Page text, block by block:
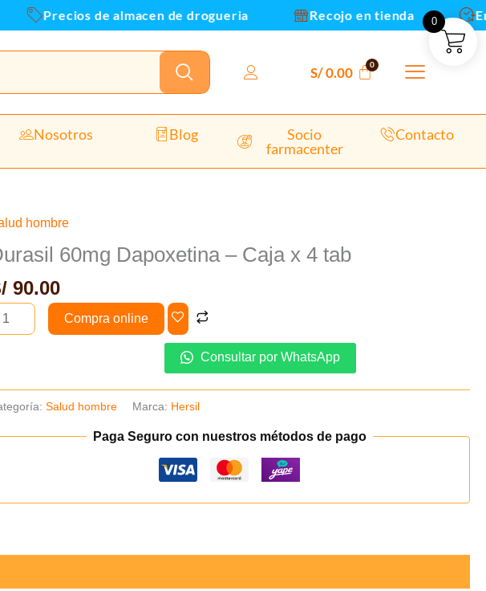
Precios de almacen de drogueria Recojo en tienda
S/0.00
Nosotros Blog
Socio
farmacenter
Contacto
hombre
60mg Dapoxetina – Caja x 4 tab
90.00
Compra online
Consultar por WhatsApp
Salud hombre Marca: Hersil
Paga Seguro con nuestros métodos de pago
0